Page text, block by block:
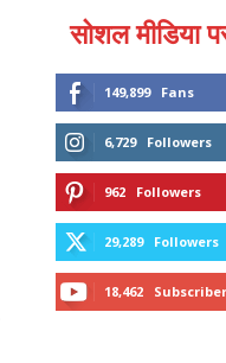
सोशल मीडिया
149,899 Fans
6,729 Followers
962 Followers
29,289 Followers
18,462